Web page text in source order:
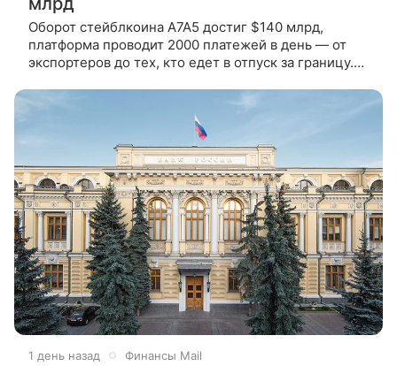
Оборот стейблкоина А7А5 достиг $140 млрд,
платформа проводит 2000 платежей в день — от
экспортеров до тех, кто едет в отпуск за границу.
1 день назад Финансы Mail